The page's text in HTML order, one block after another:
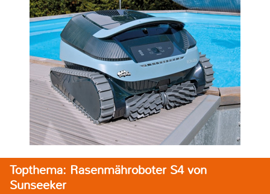
Topthema: Rasenmähroboter S4 von
Sunseeker